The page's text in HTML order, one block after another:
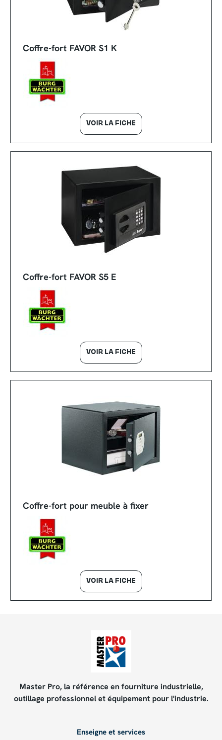
Coffre-fort FAVOR S1 K
VOIR LA FICHE
Coffre-fort FAVOR S5 E
VOIR LA FICHE
Coffre-fort pour meuble à fixer
VOIR LA FICHE
Master Pro, la référence en fourniture industrielle,
outillage professionnel et équipement pour l'industrie.
Enseigne et services